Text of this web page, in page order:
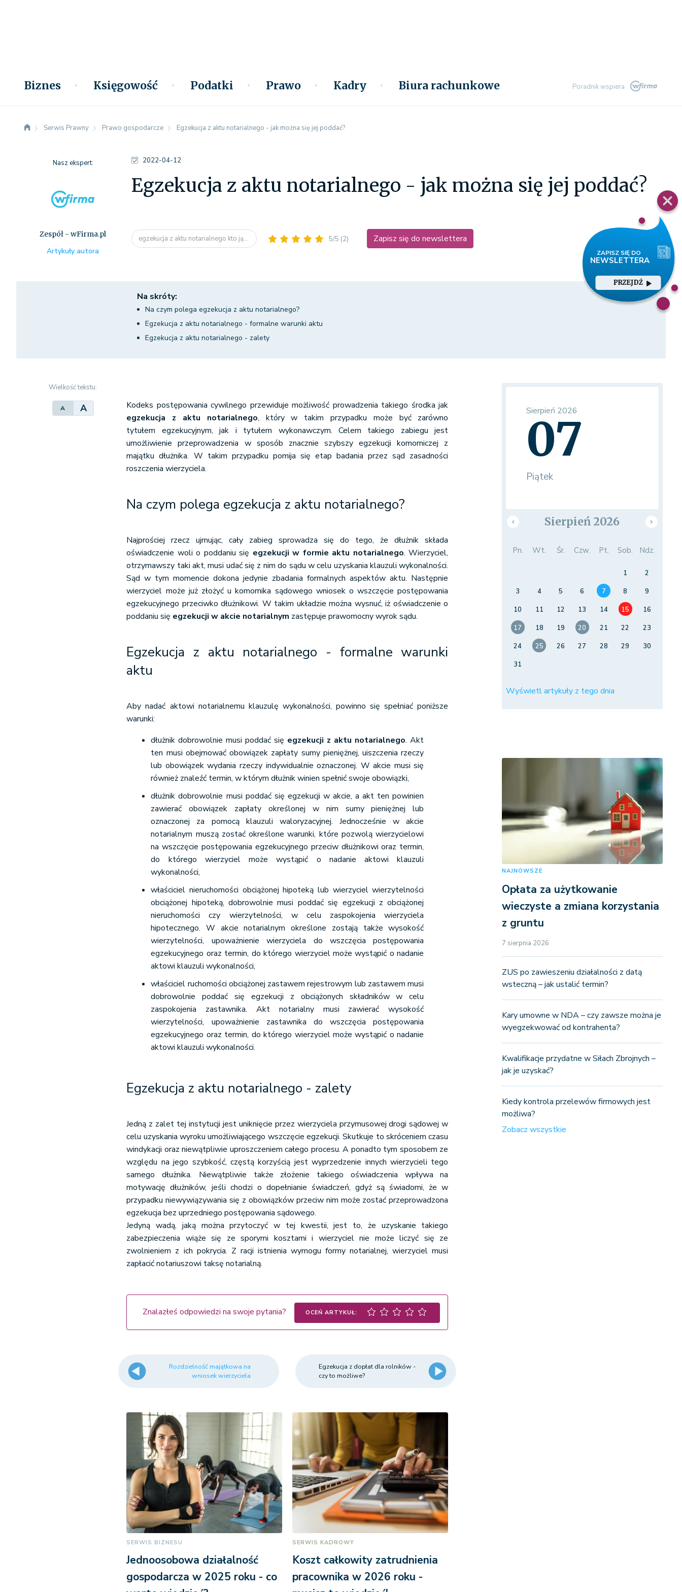
Biznes Księgowość Podatki Prawo Kadry Biura rachunkowe Poradnik wspiera
PRZEJDŹ
Serwis Prawny Prawo gospodarcze Egzekucja z aktu notarialnego - jak można się jej poddać?
2022-04-12
Egzekucja z aktu notarialnego - jak można się jej poddać?
egzekucja z aktu notarialnego kto ją... 5/5 (2) Zapisz się do newslettera
Nasz ekspert:
Zespół - wFirma.pl
Artykuły autora
Na skróty:
Na czym polega egzekucja z aktu notarialnego?
Egzekucja z aktu notarialnego - formalne warunki aktu
Egzekucja z aktu notarialnego - zalety
Wielkość tekstu:
A A
Kodeks postępowania cywilnego przewiduje możliwość prowadzenia takiego środka jak
egzekucja z aktu notarialnego, który w takim przypadku może być zarówno
tytułem egzekucyjnym, jak i tytułem wykonawczym. Celem takiego zabiegu jest
umożliwienie przeprowadzenia w sposób znacznie szybszy egzekucji komorniczej z
majątku dłużnika. W takim przypadku pomija się etap badania przez sąd zasadności
roszczenia wierzyciela.
Na czym polega egzekucja z aktu notarialnego?
Najprościej rzecz ujmując, cały zabieg sprowadza się do tego, że dłużnikskłada
oświadczenie woli o poddaniu się egzekucji w formie aktu notarialnego. Wierzyciel,
otrzymawszy taki akt, musi udać się z nim do sądu w celu uzyskania klauzuli wykonalności.
Sąd w tym momencie dokona jedynie zbadania formalnych aspektów aktu. Następnie
wierzyciel może już złożyć u komornika sądowego wniosek o wszczęcie postępowania
egzekucyjnego przeciwko dłużnikowi. W takim układzie można wysnuć, iż oświadczenie o
poddaniu się egzekucji w akcie notarialnym zastępuje prawomocny wyrok sądu.
Egzekucja z aktu notarialnego - formalne warunki
aktu
Aby nadać aktowi notarialnemu klauzulę wykonalności, powinno się spełniać poniższe
warunki:
dłużnik dobrowolnie musi poddać się egzekucji z aktu notarialnego. Akt
ten musi obejmować obowiązek zapłaty sumy pieniężnej, uiszczenia rzeczy
lub obowiązek wydania rzeczy indywidualnie oznaczonej. W akcie musi się
również znaleźć termin, w którym dłużnik winien spełnić swoje obowiązki,
dłużnik dobrowolnie musi poddać się egzekucji w akcie, a akt ten powinien
zawierać obowiązek zapłaty określonej w nim sumy pieniężnej lub
oznaczonej za pomocą klauzuli waloryzacyjnej. Jednocześnie w akcie
notarialnym muszą zostać określone warunki, które pozwolą wierzycielowi
na wszczęcie postępowania egzekucyjnego przeciw dłużnikowi oraz termin,
do którego wierzyciel może wystąpić o nadanie aktowi klauzuli
wykonalności,
właściciel nieruchomości obciążonej hipoteką lub wierzyciel wierzytelności
obciążonej hipoteką, dobrowolnie musi poddać się egzekucji z obciążonej
nieruchomości czy wierzytelności, w celu zaspokojenia wierzyciela
hipotecznego. W akcie notarialnym określone zostają także wysokość
wierzytelności, upoważnienie wierzyciela do wszczęcia postępowania
egzekucyjnego oraz termin, do którego wierzyciel może wystąpić o nadanie
aktowi klauzuli wykonalności,
właściciel ruchomości obciążonej zastawem rejestrowym lub zastawem musi
dobrowolnie poddać się egzekucji z obciążonych składników w celu
zaspokojenia zastawnika. Akt notarialny musi zawierać wysokość
wierzytelności, upoważnienie zastawnika do wszczęcia postępowania
egzekucyjnego oraz termin, do którego wierzyciel może wystąpić o nadanie
aktowi klauzuli wykonalności.
Egzekucja z aktu notarialnego - zalety
Jedną z zalet tej instytucji jest uniknięcie przez wierzyciela przymusowej drogi sądowej w
celu uzyskania wyroku umożliwiającego wszczęcie egzekucji. Skutkuje to skróceniem czasu
windykacji oraz niewątpliwie uproszczeniem całego procesu. A ponadto tym sposobem ze
względu na jego szybkość, częstą korzyścią jest wyprzedzenie innych wierzycieli tego
samego dłużnika. Niewątpliwie także złożenie takiego oświadczenia wpływa na
motywację dłużników, jeśli chodzi o dopełnianie świadczeń, gdyż są świadomi, że w
przypadku niewywiązywania się z obowiązków przeciw nim może zostać przeprowadzona
egzekucja bez uprzedniego postępowania sądowego.
Jedyną wadą, jaką można przytoczyć w tej kwestii, jest to, że uzyskanie takiego
zabezpieczenia wiąże się ze sporymi kosztami i wierzyciel nie może liczyć się ze
zwolnieniem z ich pokrycia. Z racji istnienia wymogu formy notarialnej, wierzyciel musi
zapłacić notariuszowi taksę notarialną.
Znalazłeś odpowiedzi na swoje pytania? OCEŃ ARTYKUŁ:
Rozdzielność majątkowa na
wniosek wierzyciela
Egzekucja z dopłat dla rolników -
czy to możliwe?
SERWIS BIZNESU
Jednoosobowa działalność
gospodarcza w 2025 roku - co
SERWIS KADROWY
Koszt całkowity zatrudnienia
pracownika w 2026 roku -
Sierpień 2026
07
Piątek
Sierpień 2026
Pn. Wt. Śr. Czw. Pt. Sob. Ndz.
1
2
3
4 5 6 7 8
9
10
11 12 13 14 15
16
17
18 19 20 21 22
23
24
25 26 27 28 29
30
31
Wyświetl artykuły z tego dnia
NAJNOWSZE
Opłata za użytkowanie
wieczyste a zmiana korzystania
z gruntu
7 sierpnia 2026
ZUS po zawieszeniu działalności z datą
wsteczną – jak ustalić termin?
Kary umowne w NDA – czy zawsze można je
wyegzekwować od kontrahenta?
Kwalifikacje przydatne w Siłach Zbrojnych –
jak je uzyskać?
Kiedy kontrola przelewów firmowych jest
możliwa?
Zobacz wszystkie